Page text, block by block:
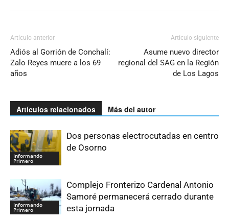
Artículo anterior
Adiós al Gorrión de Conchalí:
Zalo Reyes muere a los 69
años
Artículo siguiente
Asume nuevo director
regional del SAG en la Región
de Los Lagos
Artículos relacionados Más del autor
Informando
Primero
Dos personas electrocutadas en centro
de Osorno
Informando
Primero
Complejo Fronterizo Cardenal Antonio
Samoré permanecerá cerrado durante
esta jornada